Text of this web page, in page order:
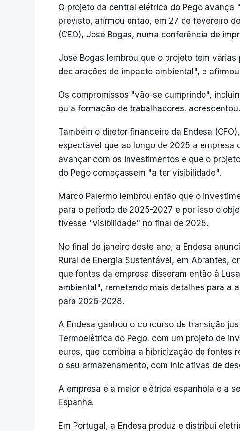
O projeto da central elétrica do Pego
previsto, afirmou então, em 27 de fevereiro
(CEO), José Bogas, numa conferência de
José Bogas lembrou que o projeto tem
declarações de impacto ambiental", e
Os compromissos "vão-se cumprindo",
ou a formação de trabalhadores, acrescentou.
Também o diretor financeiro da Endesa
expectável que ao longo de 2025 a empresa
avançar com os investimentos e que o
do Pego começassem "a ter visibilidade".
Marco Palermo lembrou então que o
para o período de 2025-2027 e por isso o
tivesse "visibilidade" no final de 2025.
No final de janeiro deste ano, a Endesa
Rural de Energia Sustentável, em Abrantes,
que fontes da empresa disseram então à
ambiental", remetendo mais detalhes para a
para 2026-2028.
A Endesa ganhou o concurso de transição
Termoelétrica do Pego, com um projeto de
euros, que combina a hibridização de fontes
o seu armazenamento, com iniciativas de
A empresa é a maior elétrica espanhola e a
Espanha.
Em Portugal, a Endesa produz e distribui